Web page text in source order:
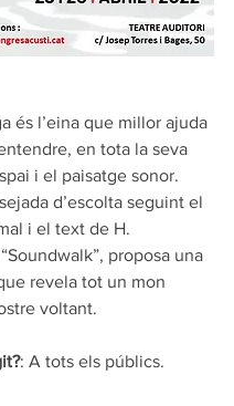
és l’eina que millor ajuda
en tota la seva
i el paisatge sonor.
d’escolta seguint el
i el text de H.
proposa una
revela tot un mon
voltant.
: A tots els públics.